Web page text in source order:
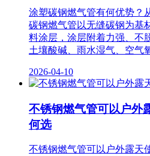
涂塑碳钢燃气管有何优势？
碳钢燃气管以无缝碳钢为基
料涂层，涂层附着力强、不
土壤酸碱、雨水湿气、空气
2026-04-10
不锈钢燃气管可以户外
何选
不锈钢燃气管可以户外露天